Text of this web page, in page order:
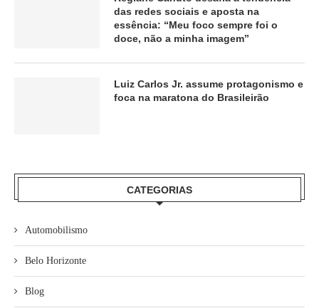
das redes sociais e aposta na
essência: “Meu foco sempre foi o
doce, não a minha imagem”
Luiz Carlos Jr. assume protagonismo e
foca na maratona do Brasileirão
CATEGORIAS
Automobilismo
Belo Horizonte
Blog